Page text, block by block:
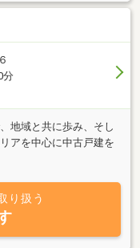
分
地域と共に歩み、そし
アを中心に中古戸建を
として活動しており、
住宅を提供します。
件をお客様に喜んで購
ル、お電話、店舗に来
ります。物件探しや、
り扱う